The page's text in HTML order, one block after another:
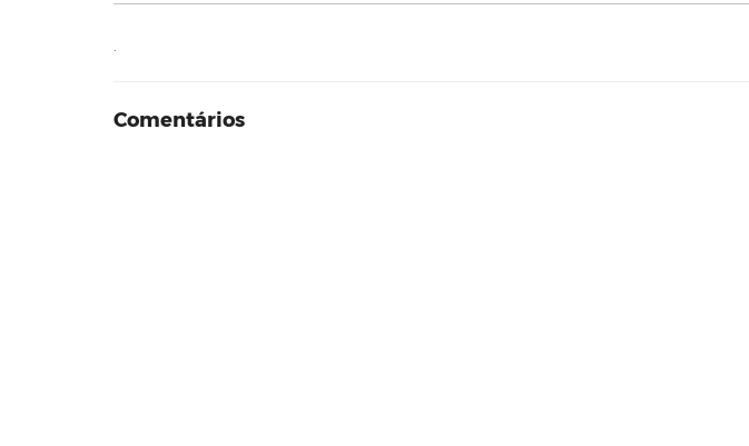
Comentários